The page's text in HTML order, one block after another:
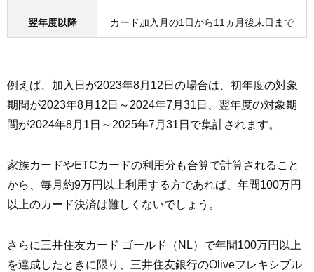
翌年度以降 カード加入月の1日から11ヵ月後末日まで
例えば、加入日が2023年8月12日の場合は、初年度の対象
期間が2023年8月12日～2024年7月31日、翌年度の対象期
間が2024年8月1日～2025年7月31日で集計されます。
家族カードやETCカードの利用分も合算で計算されること
から、毎月約9万円以上利用する方であれば、年間100万円
以上のカード決済は難しくないでしょう。
さらに三井住友カード ゴールド（NL）で年間100万円以上
を達成したときに限り、三井住友銀行のOliveフレキシブル